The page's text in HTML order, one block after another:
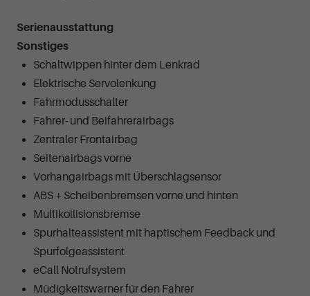
Serienausstattung
Sonstiges
Schaltwippen hinter dem Lenkrad
Elektrische Servolenkung
Fahrmodusschalter
Fahrer- und Beifahrerairbags
Zentraler Frontairbag
Seitenairbags vorne
Vorhangairbags mit Überschlagsensor
ABS + Scheibenbremsen vorne und hinten
Multikollisionsbremse
Spurhalteassistent mit haptischem Feedback und
Spurfolgeassistent
eCall Notrufsystem
Müdigkeitswarner für den Fahrer